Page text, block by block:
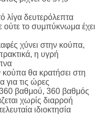
λίγα δευτερόλεπτα
ούτε το συμπύκνωμα έχει
χύνει στην κούπα,
η υγρή
θα κρατήσει στη
για τις ώρες
βαθμού, 360 βαθμός
χωρίς διαρροή
ιδιοκτησία